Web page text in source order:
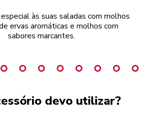
às suas saladas com molhos
ervas aromáticas e molhos com
sabores marcantes.
devo utilizar?